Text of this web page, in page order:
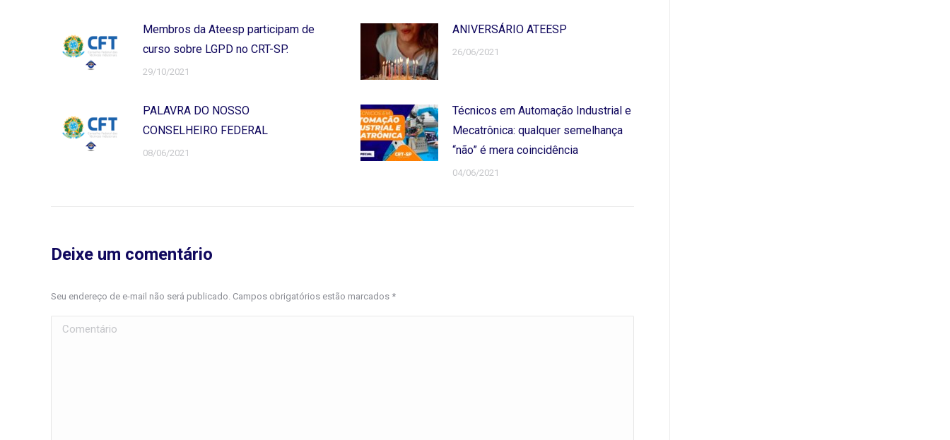
Membros da Ateesp participam de
curso sobre LGPD no CRT-SP.
29/10/2021
ANIVERSÁRIO ATEESP
26/06/2021
PALAVRA DO NOSSO
CONSELHEIRO FEDERAL
08/06/2021
Técnicos em Automação Industrial e
Mecatrônica: qualquer semelhança
“não” é mera coincidência
04/06/2021
Deixe um comentário
Seu endereço de e-mail não será publicado. Campos obrigatórios estão marcados *
Comentário